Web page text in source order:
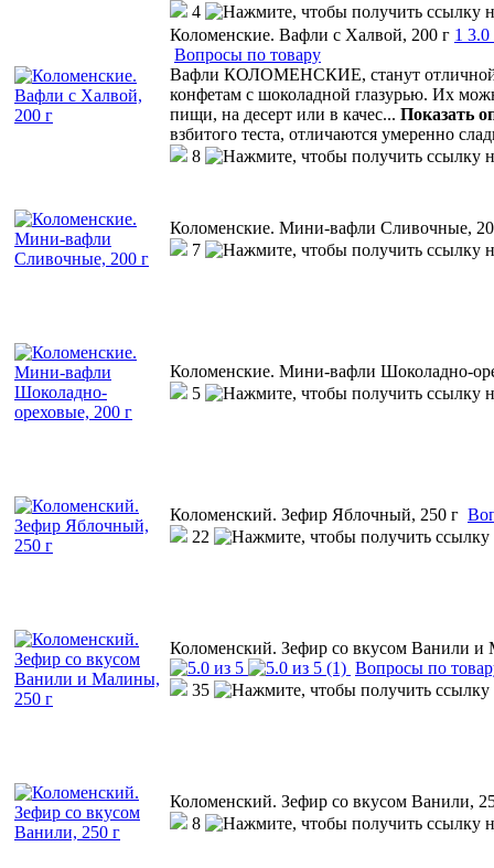
4
Коломенские. Вафли с Халвой, 200 г 1 3.0
Вопросы по товару
Вафли КОЛОМЕНСКИЕ, станут отличной
конфетам с шоколадной глазурью. Их
пищи, на десерт или в качес... Показать
взбитого теста, отличаются умеренно
8
Коломенские. Мини-вафли Сливочные,
7
Коломенские. Мини-вафли Шоколадно-
5
Коломенский. Зефир Яблочный, 250 г
22
Коломенский. Зефир со вкусом Ванили и
(1) Вопросы по
35
Коломенский. Зефир со вкусом Ванили,
8